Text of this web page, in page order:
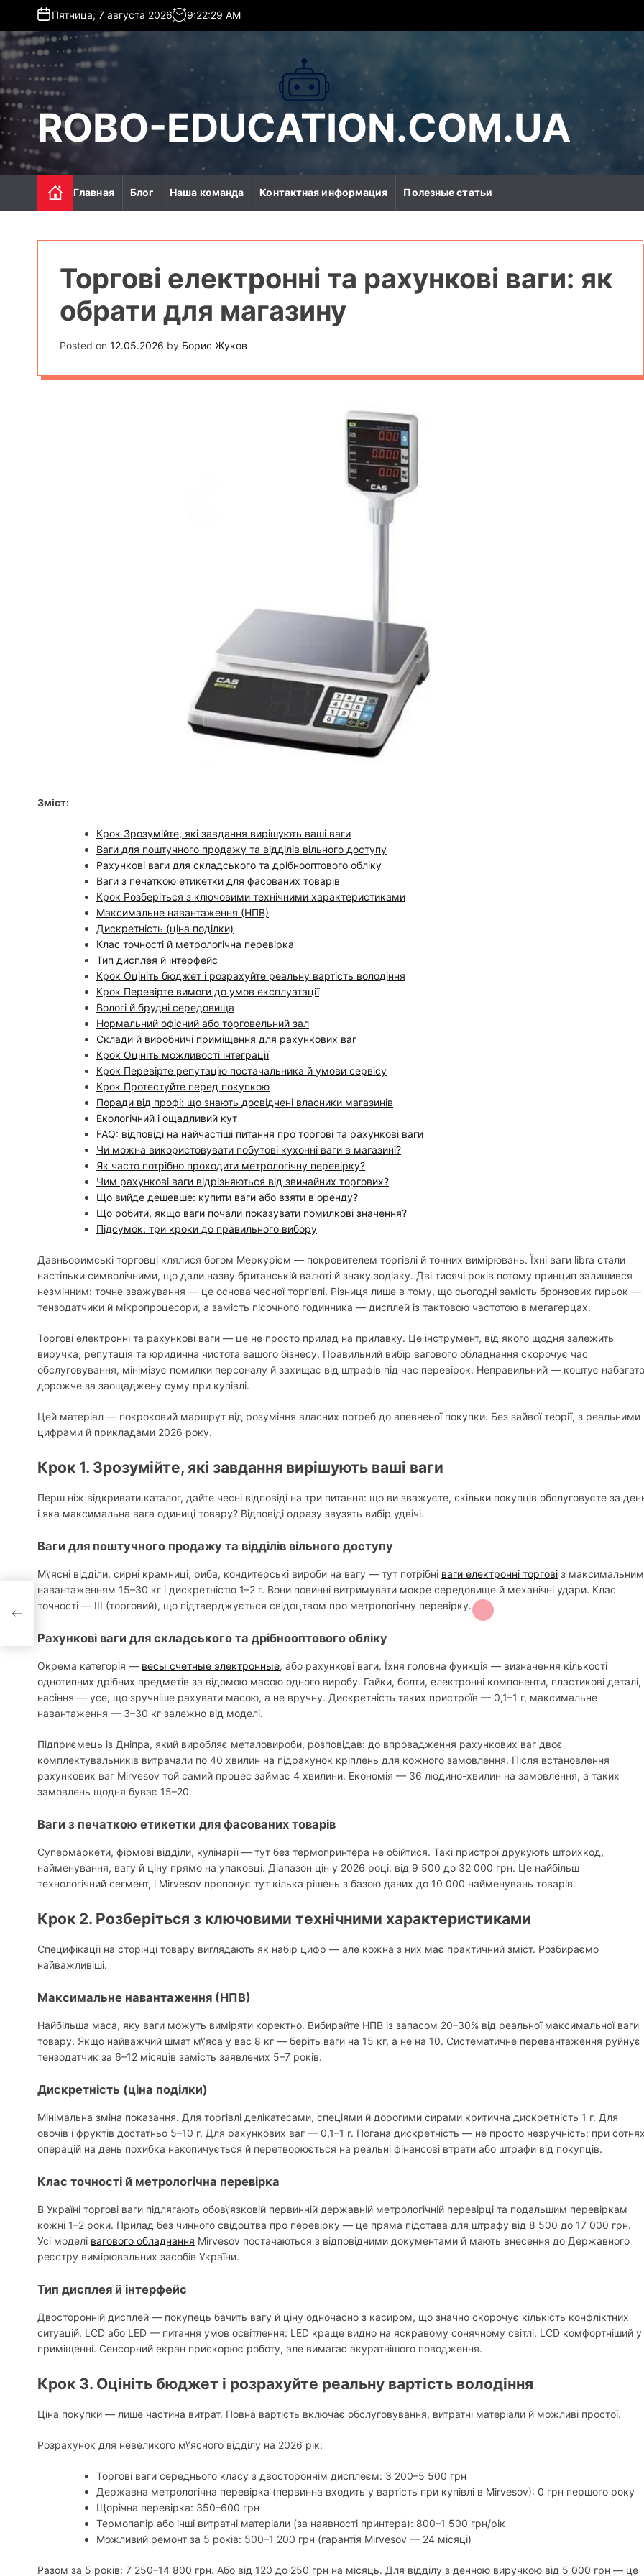
p
o
o
n
t
e
Пятница, 7 августа 2026 9:22:30 AM
ROBO-EDUCATION.COM.UA
Главная Блог Наша команда Контактная информация Полезные статьи
Торгові електронні та рахункові ваги: як
обрати для магазину
Posted on 12.05.2026 by Борис Жуков
Зміст:
Крок Зрозумійте, які завдання вирішують ваші ваги
Ваги для поштучного продажу та відділів вільного доступу
Рахункові ваги для складського та дрібнооптового обліку
Ваги з печаткою етикетки для фасованих товарів
Крок Розберіться з ключовими технічними характеристиками
Максимальне навантаження (НПВ)
Дискретність (ціна поділки)
Клас точності й метрологічна перевірка
Тип дисплея й інтерфейс
Крок Оцініть бюджет і розрахуйте реальну вартість володіння
Крок Перевірте вимоги до умов експлуатації
Вологі й брудні середовища
Нормальний офісний або торговельний зал
Склади й виробничі приміщення для рахункових ваг
Крок Оцініть можливості інтеграції
Крок Перевірте репутацію постачальника й умови сервісу
Крок Протестуйте перед покупкою
Поради від профі: що знають досвідчені власники магазинів
Екологічний і ощадливий кут
FAQ: відповіді на найчастіші питання про торгові та рахункові ваги
Чи можна використовувати побутові кухонні ваги в магазині?
Як часто потрібно проходити метрологічну перевірку?
Чим рахункові ваги відрізняються від звичайних торгових?
Що вийде дешевше: купити ваги або взяти в оренду?
Що робити, якщо ваги почали показувати помилкові значення?
Підсумок: три кроки до правильного вибору
Давньоримські торговці клялися богом Меркурієм — покровителем торгівлі й точних вимірювань. Їхні ваги libra стали
настільки символічними, що дали назву британській валюті й знаку зодіаку. Дві тисячі років потому принцип залишився
незмінним: точне зважування — це основа чесної торгівлі. Різниця лише в тому, що сьогодні замість бронзових гирьок —
тензодатчики й мікропроцесори, а замість пісочного годинника — дисплей із тактовою частотою в мегагерцах.
Торгові електронні та рахункові ваги — це не просто прилад на прилавку. Це інструмент, від якого щодня залежить
виручка, репутація та юридична чистота вашого бізнесу. Правильний вибір вагового обладнання скорочує час
обслуговування, мінімізує помилки персоналу й захищає від штрафів під час перевірок. Неправильний — коштує набагато
дорожче за заощаджену суму при купівлі.
Цей матеріал — покроковий маршрут від розуміння власних потреб до впевненої покупки. Без зайвої теорії, з реальними
цифрами й прикладами 2026 року.
Крок 1. Зрозумійте, які завдання вирішують ваші ваги
Перш ніж відкривати каталог, дайте чесні відповіді на три питання: що ви зважуєте, скільки покупців обслуговуєте за
і яка максимальна вага одиниці товару? Відповіді одразу звузять вибір удвічі.
Ваги для поштучного продажу та відділів вільного доступу
М\’ясні відділи, сирні крамниці, риба, кондитерські вироби на вагу — тут потрібні ваги електронні торгові з максимальним
навантаженням 15–30 кг і дискретністю 1–2 г. Вони повинні витримувати мокре середовище й механічні удари. Клас
точності — III (торговий), що підтверджується свідоцтвом про метрологічну перевірку.
Рахункові ваги для складського та дрібнооптового обліку
Окрема категорія — весы счетные электронные, або рахункові ваги. Їхня головна функція — визначення кількості
однотипних дрібних предметів за відомою масою одного виробу. Гайки, болти, електронні компоненти, пластикові деталі,
насіння — усе, що зручніше рахувати масою, а не вручну. Дискретність таких пристроїв — 0,1–1 г, максимальне
навантаження — 3–30 кг залежно від моделі.
Підприємець із Дніпра, який виробляє металовироби, розповідав: до впровадження рахункових ваг двоє
комплектувальників витрачали по 40 хвилин на підрахунок кріплень для кожного замовлення. Після встановлення
рахункових ваг Mirvesov той самий процес займає 4 хвилини. Економія — 36 людино-хвилин на замовлення, а таких
замовлень щодня буває 15–20.
Ваги з печаткою етикетки для фасованих товарів
Супермаркети, фірмові відділи, кулінарії — тут без термопринтера не обійтися. Такі пристрої друкують штрихкод,
найменування, вагу й ціну прямо на упаковці. Діапазон цін у 2026 році: від 9 500 до 32 000 грн. Це найбільш
технологічний сегмент, і Mirvesov пропонує тут кілька рішень з базою даних до 10 000 найменувань товарів.
Крок 2. Розберіться з ключовими технічними характеристиками
Специфікації на сторінці товару виглядають як набір цифр — але кожна з них має практичний зміст. Розбираємо
найважливіші.
Максимальне навантаження (НПВ)
Найбільша маса, яку ваги можуть виміряти коректно. Вибирайте НПВ із запасом 20–30% від реальної максимальної ваги
товару. Якщо найважчий шмат м\’яса у вас 8 кг — беріть ваги на 15 кг, а не на 10. Систематичне перевантаження руйнує
тензодатчик за 6–12 місяців замість заявлених 5–7 років.
Дискретність (ціна поділки)
Мінімальна зміна показання. Для торгівлі делікатесами, спеціями й дорогими сирами критична дискретність 1 г. Для
овочів і фруктів достатньо 5–10 г. Для рахункових ваг — 0,1–1 г. Погана дискретність — не просто незручність: при
операцій на день похибка накопичується й перетворюється на реальні фінансові втрати або штрафи від покупців.
Клас точності й метрологічна перевірка
В Україні торгові ваги підлягають обов\’язковій первинній державній метрологічній перевірці та подальшим перевіркам
кожні 1–2 роки. Прилад без чинного свідоцтва про перевірку — це пряма підстава для штрафу від 8 500 до 17 000 грн.
Усі моделі вагового обладнання Mirvesov постачаються з відповідними документами й мають внесення до Державного
реєстру вимірювальних засобів України.
Тип дисплея й інтерфейс
Двосторонній дисплей — покупець бачить вагу й ціну одночасно з касиром, що значно скорочує кількість конфліктних
ситуацій. LCD або LED — питання умов освітлення: LED краще видно на яскравому сонячному світлі, LCD комфортніший у
приміщенні. Сенсорний екран прискорює роботу, але вимагає акуратнішого поводження.
Крок 3. Оцініть бюджет і розрахуйте реальну вартість володіння
Ціна покупки — лише частина витрат. Повна вартість включає обслуговування, витратні матеріали й можливі простої.
Розрахунок для невеликого м\’ясного відділу на 2026 рік:
Торгові ваги середнього класу з двостороннім дисплеєм: 3 200–5 500 грн
Державна метрологічна перевірка (первинна входить у вартість при купівлі в Mirvesov): 0 грн першого року
Щорічна перевірка: 350–600 грн
Термопапір або інші витратні матеріали (за наявності принтера): 800–1 500 грн/рік
Можливий ремонт за 5 років: 500–1 200 грн (гарантія Mirvesov — 24 місяці)
Разом за 5 років: 7 250–14 800 грн. Або від 120 до 250 грн на місяць. Для відділу з денною виручкою від 5 000 грн — це